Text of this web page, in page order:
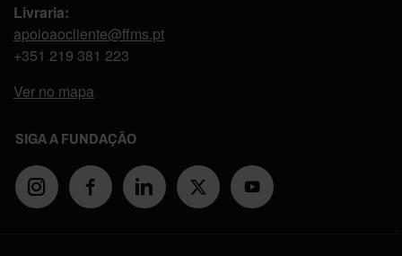
Livraria:
apoioaocliente@ffms.pt
+351 219 381 223
Ver no mapa
SIGA A FUNDAÇÃO